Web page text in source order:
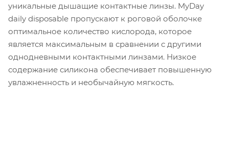
уникальные дышащие контактные линзы. MyDay
daily disposable пропускают к роговой оболочке
оптимальное количество кислорода, которое
является максимальным в сравнении с другими
однодневными контактными линзами. Низкое
содержание силикона обеспечивает повышенную
увлажненность и необычайную мягкость.